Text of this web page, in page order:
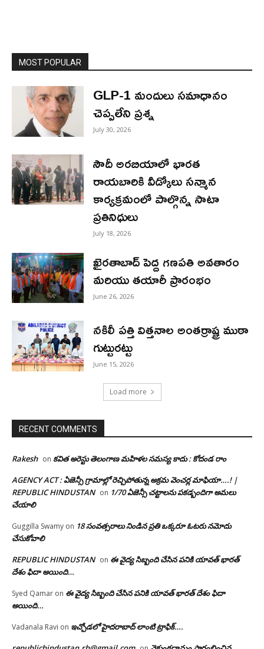
MOST POPULAR
GLP-1 మందులు సమాధానం
చెప్పలేని ప్రశ్న
July 30, 2026
సౌదీ అరబియాలో భారత
రాయబారికి వీడ్కోలు సన్మాన
కార్యక్రమంలో పాల్గొన్న సాటా
ప్రతినిధులు
July 18, 2026
ఖైరతాబాద్ పెద్ద గణపతి అవతారం
మరియు తయారీ ప్రారంభం
June 26, 2026
నకిలీ పత్తి విత్తనాల అంతర్రాష్ట్ర ముఠా
గుట్టురట్టు
June 15, 2026
Load more
RECENT COMMENTS
Rakesh on కవిత అరెస్టు తెలంగాణ మహిళల సమస్య కాదు : కోదండ రాం
AGENCY ACT : ఏజెన్సీ గ్రామాల్లో రెచ్చిపోతున్న అక్రమ వెంచర్ల మాఫియా….! |
REPUBLIC HINDUSTAN on 1/70 ఏజెన్సీ చట్టాలను పకడ్బందిగా అమలు
చేయాలి
Guggilla Swamy on 18 సంవత్సరాలు నిండిన ప్రతి ఒక్కరూ ఓటరు నమోదు
చేసుకోవాలి
REPUBLIC HINDUSTAN on ఈ వైద్య సిబ్బంది చేసిన పనికి యావత్ భారత్
దేశం ఫిదా అయింది…
Syed Qamar on ఈ వైద్య సిబ్బంది చేసిన పనికి యావత్ భారత్ దేశం ఫిదా
అయింది…
Vadanala Ravi on ఇచ్చోడలో హైదరాబాద్ లాంటి ట్రాఫిక్….